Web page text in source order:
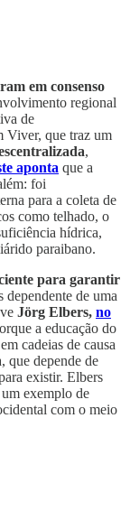
em consenso
regional
de
Viver, que traz um
,
aponta que a
foi
para a coleta de
como telhado, o
hídrica,
paraibano.
para garantir
dependente de uma
Jörg Elbers, no
a educação do
cadeias de causa
que depende de
existir. Elbers
exemplo de
com o meio